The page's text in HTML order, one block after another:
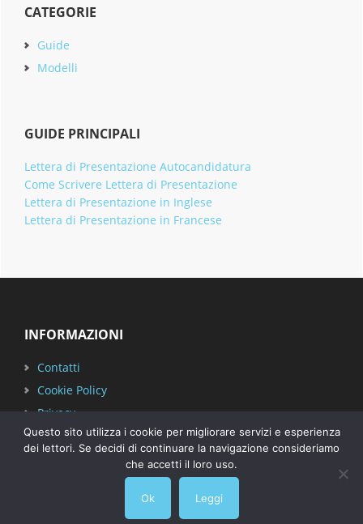
Sidebar
CATEGORIE
Guide
Modelli
GUIDE PRINCIPALI
Lettera di Presentazione Autocandidatura
Come Scrivere Lettera di Presentazione
Lettera di Presentazione in Inglese
Lettera di Presentazione in Francese
INFORMAZIONI
Contatti
Cookie Policy
Privacy
Questo sito utilizza i cookie per migliorare servizi e esperienza
dei lettori. Se decidi di continuare la navigazione consideriamo
che accetti il loro uso.
Ok Leggi